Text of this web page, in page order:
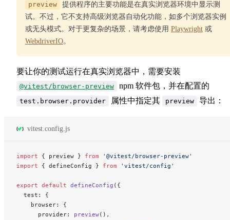
preview
提供程序的主要功能是在真实浏览器环境中显示测
试。不过，它不支持高级浏览器自动化功能，如多个浏览器实例
或无头模式。对于更复杂的场景，请考虑使用 Playwright 或
WebdriverIO。
要让你的测试运行在真实浏览器中，需要安装
@vitest/browser-preview npm 软件包，并在配置的
test.browser.provider 属性中指定其 preview 导出：
vitest.config.js
import { preview } from '@vitest/browser-preview'
import { defineConfig } from 'vitest/config'
export default defineConfig ({
  test: {
    browser: {
      provider:
preview(),